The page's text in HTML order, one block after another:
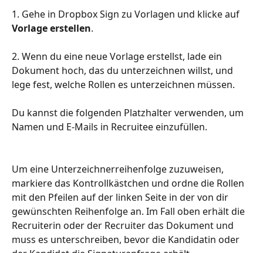
1. Gehe in Dropbox Sign zu Vorlagen und klicke auf
Vorlage erstellen.
2. Wenn du eine neue Vorlage erstellst, lade ein
Dokument hoch, das du unterzeichnen willst, und
lege fest, welche Rollen es unterzeichnen müssen.
Du kannst die folgenden Platzhalter verwenden, um
Namen und E-Mails in Recruitee einzufüllen.
Um eine Unterzeichnerreihenfolge zuzuweisen,
markiere das Kontrollkästchen und ordne die Rollen
mit den Pfeilen auf der linken Seite in der von dir
gewünschten Reihenfolge an. Im Fall oben erhält die
Recruiterin oder der Recruiter das Dokument und
muss es unterschreiben, bevor die Kandidatin oder